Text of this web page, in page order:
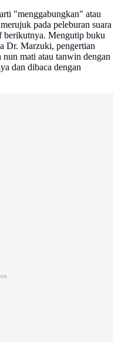
"menggabungkan" atau
pada peleburan suara
berikutnya. Mengutip buku
Dr. Marzuki, pengertian
mati atau tanwin dengan
dan dibaca dengan